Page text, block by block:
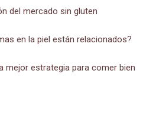
del mercado sin gluten
en la piel están relacionados?
mejor estrategia para comer bien